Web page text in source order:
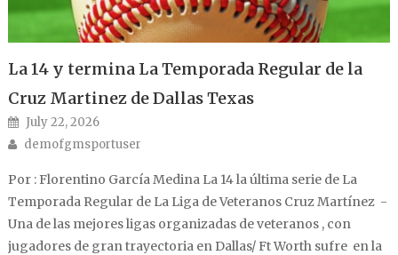
La 14 y termina La Temporada Regular de la
Cruz Martinez de Dallas Texas
Posted on
July 22, 2026
Author
demofgmsportuser
Por : Florentino García Medina La 14 la última serie de La
Temporada Regular de La Liga de Veteranos Cruz Martínez -
Una de las mejores ligas organizadas de veteranos , con
jugadores de gran trayectoria en Dallas/ Ft Worth sufre en la